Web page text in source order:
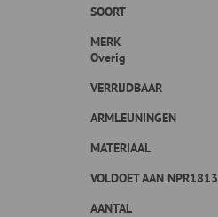
SOORT
MERK
Overig
VERRIJDBAAR
ARMLEUNINGEN
MATERIAAL
VOLDOET AAN NPR1813
AANTAL